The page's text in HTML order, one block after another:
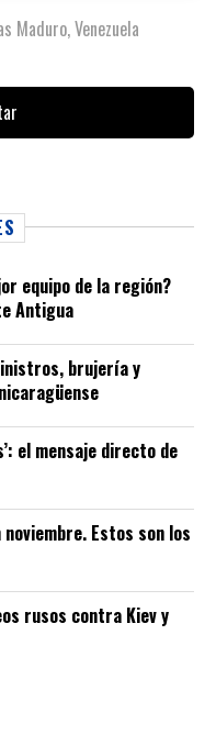
Maduro,Venezuela
equipo de la región?
Antigua
brujería y
el mensaje directo de
Estos son los
rusos contra Kiev y